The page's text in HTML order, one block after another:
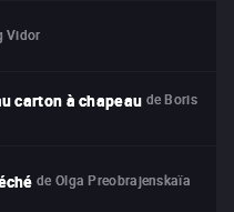
Vidor
carton à chapeau de Boris
de Olga Preobrajenskaïa